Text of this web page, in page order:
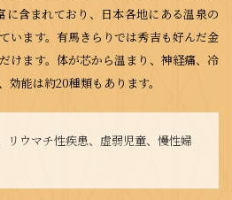
に含まれており、日本各地にある温泉の
います。有馬きらりでは秀吉も好んだ金
けます。体が芯から温まり、神経痛、冷
効能は約20種類もあります。
リウマチ性疾患、虚弱児童、慢性婦